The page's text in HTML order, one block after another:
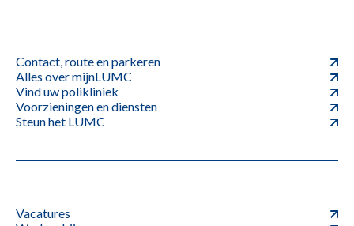
Contact, route en parkeren
Alles over mijnLUMC
Vind uw polikliniek
Voorzieningen en diensten
Steun het LUMC
Vacatures